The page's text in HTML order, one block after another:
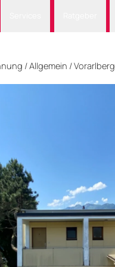
/Allgemein /Vorarlberg